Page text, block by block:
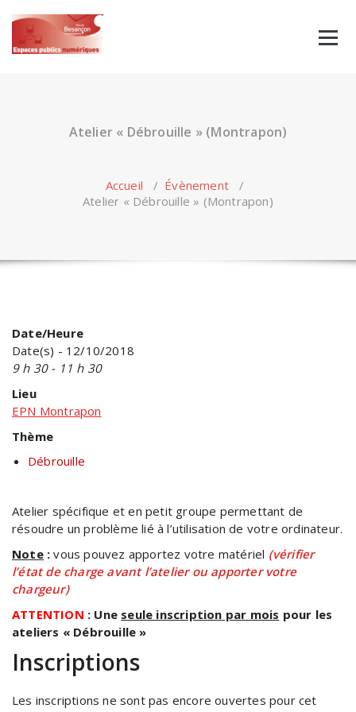
content
Atelier « Débrouille » (Montrapon)
Accueil / Évènement /
Atelier « Débrouille » (Montrapon)
Date/Heure
Date(s) - 12/10/2018
9 h 30 - 11 h 30
Lieu
EPN Montrapon
Thème
Débrouille
Atelier spécifique et en petit groupe permettant de
résoudre un problème lié à l’utilisation de votre ordinateur.
Note: vous pouvez apportez votre matériel (vérifier
l’état de charge avant l’atelier ou apporter votre
chargeur)
ATTENTION : Une seule inscription par mois pour les
ateliers « Débrouille »
Inscriptions
Les inscriptions ne sont pas encore ouvertes pour cet